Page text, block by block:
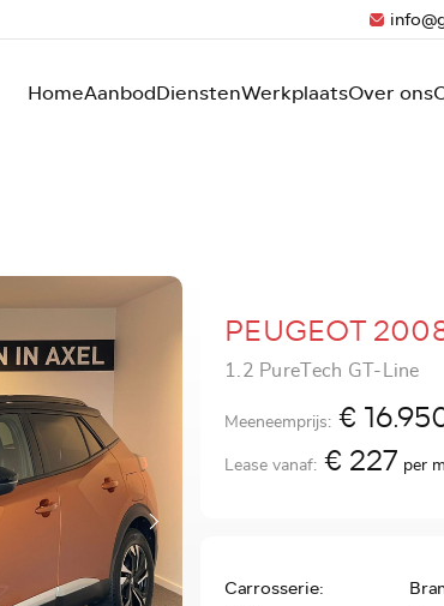
HomeAanbodDienstenWerkplaatsOver ons
PEUGEOT
1.2 PureTech GT-Line
Meeneemprijs: €
Lease vanaf: € 227 per
Carrosserie: